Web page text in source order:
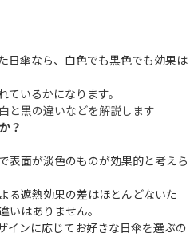
日傘なら、白色でも黒色でも効果は
いるかになります。
と黒の違いなどを解説します
？
表面が淡色のものが効果的と考えら
る遮熱効果の差はほとんどないた
いはありません。
インに応じてお好きな日傘を選ぶの